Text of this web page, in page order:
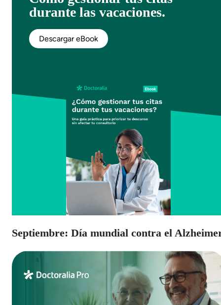
durante las vacaciones.
Descargar eBook
Septiembre: Día mundial contra el